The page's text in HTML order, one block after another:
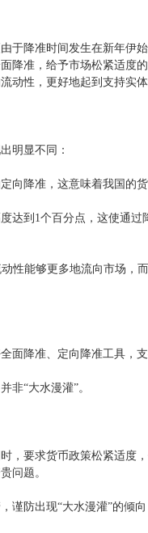
降准时间发生在新年伊
降准，给予市场松紧适度
动性，更好地起到支持实体
明显不同：
降准，这意味着我国的货
到1个百分点，这使通过
能够更多地流向市场，
降准、定向降准工具，支
“大水漫灌”。
要求货币政策松紧适度，
问题。
防出现“大水漫灌”的倾